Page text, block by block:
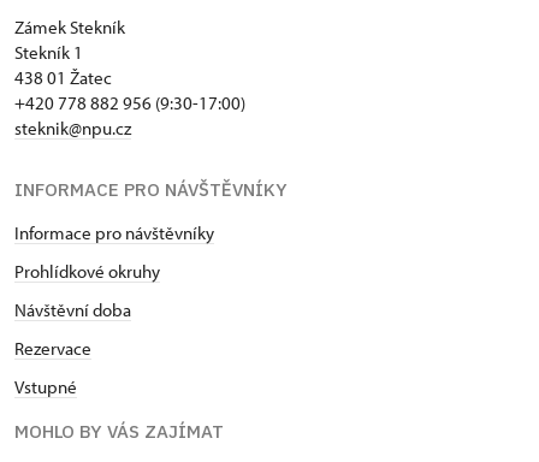
Zámek Stekník
Stekník 1
438 01 Žatec
+420 778 882 956 (9:30-17:00)
steknik@npu.cz
INFORMACE PRO NÁVŠTĚVNÍKY
Informace pro návštěvníky
Prohlídkové okruhy
Návštěvní doba
Rezervace
Vstupné
MOHLO BY VÁS ZAJÍMAT